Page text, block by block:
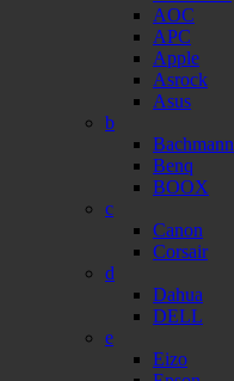
AOC
APC
Apple
Asrock
Asus
b
Bachmann
Benq
BOOX
c
Canon
Corsair
d
Dahua
DELL
e
Eizo